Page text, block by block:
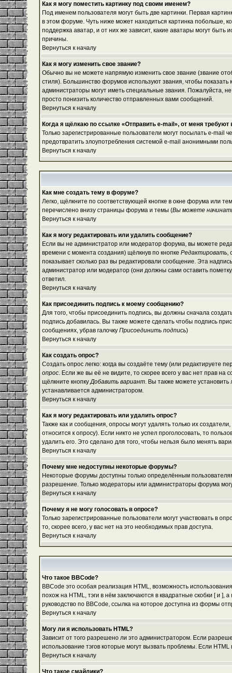
Как я могу поместить картинку под своим именем?
Под именем пользователя могут быть две картинки. Первая
в этом форуме. Чуть ниже может находиться картинка побольше,
поддержка аватар, и от них же зависит, какие аватары могут
причины.
Вернуться к началу
Как я могу изменить свое звание?
Обычно вы не можете напрямую изменить свое звание (звание
стиля). Большинство форумов используют звания, чтобы
администраторы могут иметь специальные звания. Пожалуйста,
просто понизить количество отправленных вами сообщений.
Вернуться к началу
Когда я щёлкаю по ссылке «Отправить e-mail», от меня требуют
Только зарегистрированные пользователи могут посылать e-
предотвратить злоупотребления системой e-mail анонимными
Вернуться к началу
Как мне создать тему в форуме?
Легко, щёлкните по соответствующей кнопке в окне форума или
перечислено внизу страницы форума и темы (Вы можете
Вернуться к началу
Как я могу редактировать или удалить сообщение?
Если вы не администратор или модератор форума, вы можете
времени с момента создания) щёлкнув по кнопке Редактировать,
показывает сколько раз вы редактировали сообщение. Эта
администратор или модератор (они должны сами оставить
ответил.
Вернуться к началу
Как присоединить подпись к моему сообщению?
Для того, чтобы присоединить подпись, вы должны сначала
подпись добавилась. Вы также можете сделать чтобы подпись
сообщениях, убрав галочку Присоединить подпись)
Вернуться к началу
Как создать опрос?
Создать опрос легко: когда вы создаёте тему (или редактируете
опрос. Если же вы её не видите, то скорее всего у вас нет прав
щёлкните кнопкуДобавить вариант. Вы также можете установить
устанавливается администратором.
Вернуться к началу
Как я могу редактировать или удалить опрос?
Также как и сообщения, опросы могут удалять только их
относится к опросу). Если никто не успел проголосовать, то
удалить его. Это сделано для того, чтобы нельзя было менять
Вернуться к началу
Почему мне недоступны некоторые форумы?
Некоторые форумы доступны только определённым
разрешение. Только модераторы или администраторы форума
Вернуться к началу
Почему я не могу голосовать в опросе?
Только зарегистрированные пользователи могут участвовать в
то, скорее всего, у вас нет на это необходимых прав доступа.
Вернуться к началу
Что такое BBCode?
BBCode это особая реализация HTML, возможность
похож на HTML, тэги в нём заключаются в квадратные скобки [ и
руководство по BBCode, ссылка на которое доступна из формы
Вернуться к началу
Могу ли я использовать HTML?
Зависит от того разрешено ли это администратором. Если
использование тэгов которые могут вызвать проблемы. Если
Вернуться к началу
Что такое смайлики?